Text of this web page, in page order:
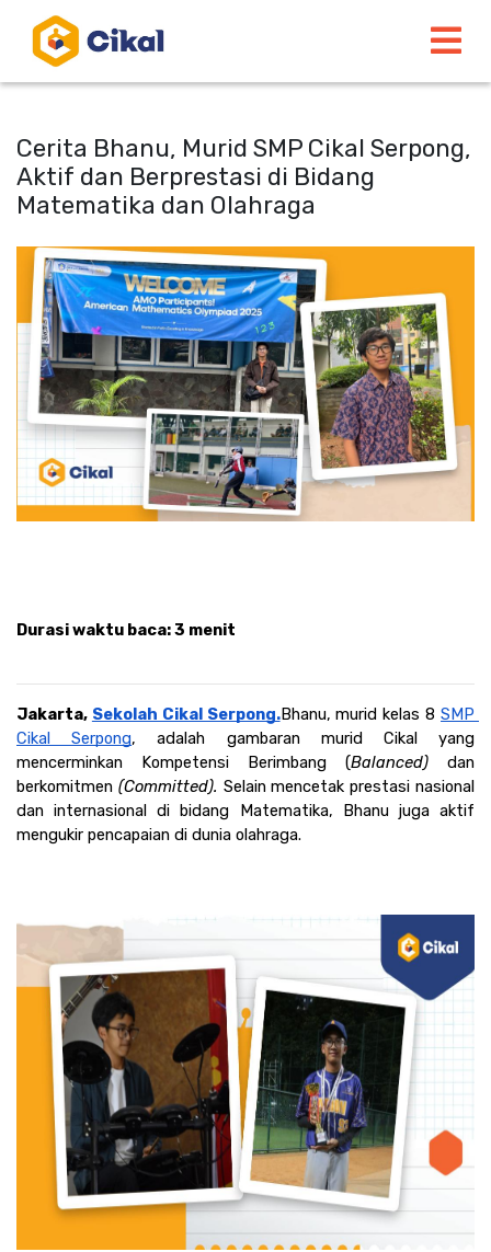
Cerita Bhanu, Murid SMP Cikal Serpong,
Aktif dan Berprestasi di Bidang
Matematika dan Olahraga
Durasi waktu baca: 3 menit
Jakarta, Sekolah Cikal Serpong.Bhanu, murid kelas 8 SMP
Cikal Serpong, adalah gambaran murid Cikal yang
mencerminkan Kompetensi Berimbang (Balanced) dan
berkomitmen (Committed). Selain mencetak prestasi nasional
dan internasional di bidang Matematika, Bhanu juga aktif
mengukir pencapaian di dunia olahraga.